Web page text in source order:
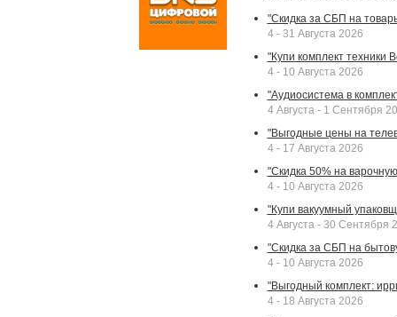
"Скидка за СБП на
4 - 31 Августа 2026
"Купи комплект техники
4 - 10 Августа 2026
"Аудиосистема в
4 Августа - 1 Сентября
"Выгодные цены на
4 - 17 Августа 2026
"Скидка 50% на
4 - 10 Августа 2026
"Купи вакуумный
4 Августа - 30 Сентября
"Скидка за СБП на
4 - 10 Августа 2026
"Выгодный комплект:
4 - 18 Августа 2026